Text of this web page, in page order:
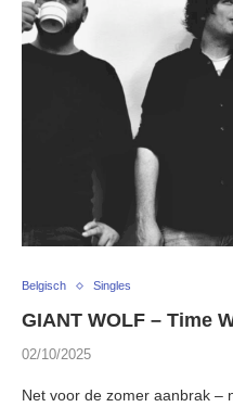
Belgisch Singles
GIANT WOLF – Time
02/10/2025
Net voor de zomer aanbrak –